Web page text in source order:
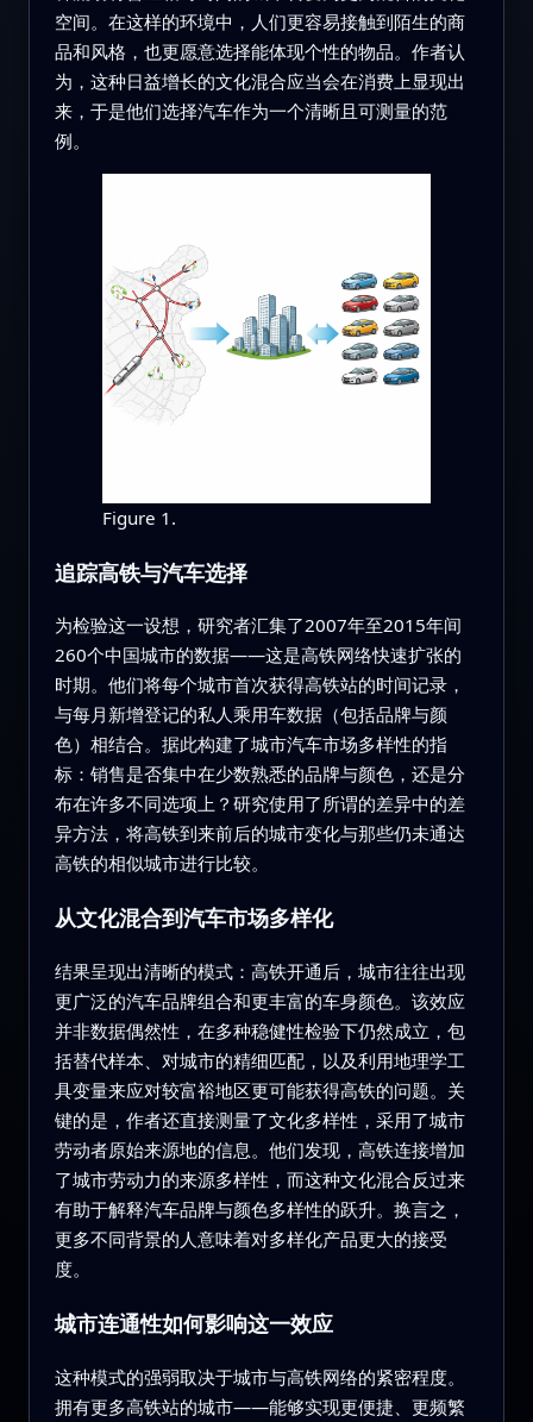
空间。在这样的环境中，人们更容易接触到陌生的商
品和风格，也更愿意选择能体现个性的物品。作者认
为，这种日益增长的文化混合应当会在消费上显现出
来，于是他们选择汽车作为一个清晰且可测量的范
例。
Figure 1.
追踪高铁与汽车选择
为检验这一设想，研究者汇集了2007年至2015年间
260个中国城市的数据——这是高铁网络快速扩张的
时期。他们将每个城市首次获得高铁站的时间记录，
与每月新增登记的私人乘用车数据（包括品牌与颜
色）相结合。据此构建了城市汽车市场多样性的指
标：销售是否集中在少数熟悉的品牌与颜色，还是分
布在许多不同选项上？研究使用了所谓的差异中的差
异方法，将高铁到来前后的城市变化与那些仍未通达
高铁的相似城市进行比较。
从文化混合到汽车市场多样化
结果呈现出清晰的模式：高铁开通后，城市往往出现
更广泛的汽车品牌组合和更丰富的车身颜色。该效应
并非数据偶然性，在多种稳健性检验下仍然成立，包
括替代样本、对城市的精细匹配，以及利用地理学工
具变量来应对较富裕地区更可能获得高铁的问题。关
键的是，作者还直接测量了文化多样性，采用了城市
劳动者原始来源地的信息。他们发现，高铁连接增加
了城市劳动力的来源多样性，而这种文化混合反过来
有助于解释汽车品牌与颜色多样性的跃升。换言之，
更多不同背景的人意味着对多样化产品更大的接受
度。
城市连通性如何影响这一效应
这种模式的强弱取决于城市与高铁网络的紧密程度。
拥有更多高铁站的城市——能够实现更便捷、更频繁